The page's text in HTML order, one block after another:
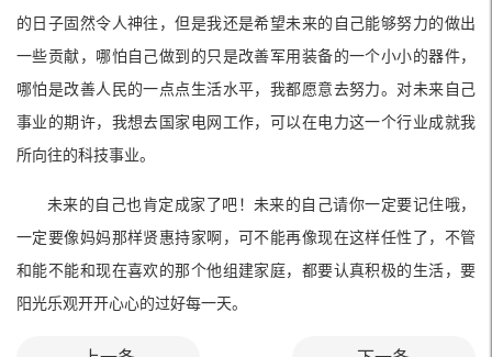
的日子固然令人神往，但是我还是希望未来的自己能够努力的做出
一些贡献，哪怕自己做到的只是改善军用装备的一个小小的器件，
哪怕是改善人民的一点点生活水平，我都愿意去努力。对未来自己
事业的期许，我想去国家电网工作，可以在电力这一个行业成就我
所向往的科技事业。
未来的自己也肯定成家了吧！未来的自己请你一定要记住哦，
一定要像妈妈那样贤惠持家啊，可不能再像现在这样任性了，不管
和能不能和现在喜欢的那个他组建家庭，都要认真积极的生活，要
阳光乐观开开心心的过好每一天。